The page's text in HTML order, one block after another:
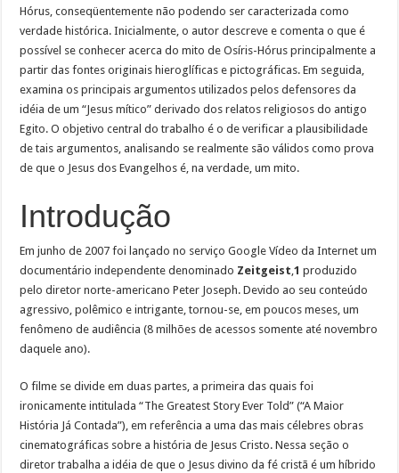
Hórus, conseqüentemente não podendo ser caracterizada como
verdade histórica. Inicialmente, o autor descreve e comenta o que é
possível se conhecer acerca do mito de Osíris-Hórus principalmente a
partir das fontes originais hieroglíficas e pictográficas. Em seguida,
examina os principais argumentos utilizados pelos defensores da
idéia de um “Jesus mítico” derivado dos relatos religiosos do antigo
Egito. O objetivo central do trabalho é o de verificar a plausibilidade
de tais argumentos, analisando se realmente são válidos como prova
de que o Jesus dos Evangelhos é, na verdade, um mito.
Introdução
Em junho de 2007 foi lançado no serviço Google Vídeo da Internet um
documentário independente denominado Zeitgeist,1 produzido
pelo diretor norte-americano Peter Joseph. Devido ao seu conteúdo
agressivo, polêmico e intrigante, tornou-se, em poucos meses, um
fenômeno de audiência (8 milhões de acessos somente até novembro
daquele ano).
O filme se divide em duas partes, a primeira das quais foi
ironicamente intitulada “The Greatest Story Ever Told” (“A Maior
História Já Contada”), em referência a uma das mais célebres obras
cinematográficas sobre a história de Jesus Cristo. Nessa seção o
diretor trabalha a idéia de que o Jesus divino da fé cristã é um híbrido